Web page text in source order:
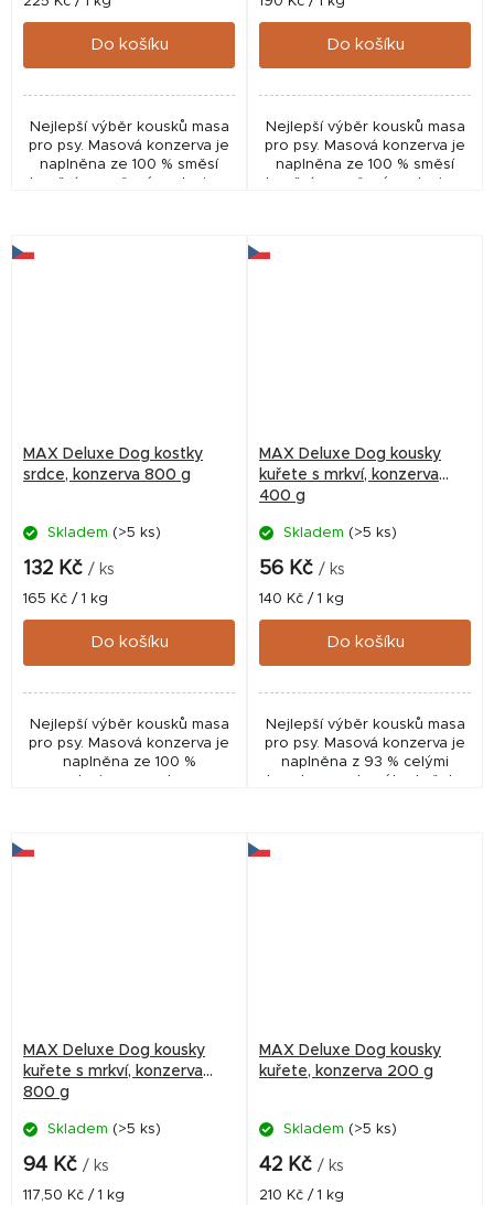
cena:
Do košíku
Nejlepší výběr kousků masa
pro psy. Masová konzerva je
naplněna ze 100 % směsí
cena:
Do košíku
Nejlepší výběr kousků masa
pro psy. Masová konzerva je
naplněna ze 100 % směsí
MAX Deluxe Dog kostky
srdce, konzerva 800 g
Skladem (>5 ks)
132 Kč / ks
Měrná
cena:
165 Kč / 1 kg
Do košíku
Nejlepší výběr kousků masa
pro psy. Masová konzerva je
naplněna ze 100 %
svalovinou – srdcem.
MAX Deluxe Dog kousky
kuřete s mrkví, konzerva
400 g
Skladem (>5 ks)
56 Kč / ks
Měrná
cena:
140 Kč / 1 kg
Do košíku
Nejlepší výběr kousků masa
pro psy. Masová konzerva je
naplněna z 93 % celými
kousky nasekaného kuřete
MAX Deluxe Dog kousky
kuřete s mrkví, konzerva
800 g
Skladem (>5 ks)
94 Kč / ks
Měrná
117,50 Kč / 1 kg
MAX Deluxe Dog kousky
kuřete, konzerva 200 g
Skladem (>5 ks)
42 Kč / ks
Měrná
210 Kč / 1 kg